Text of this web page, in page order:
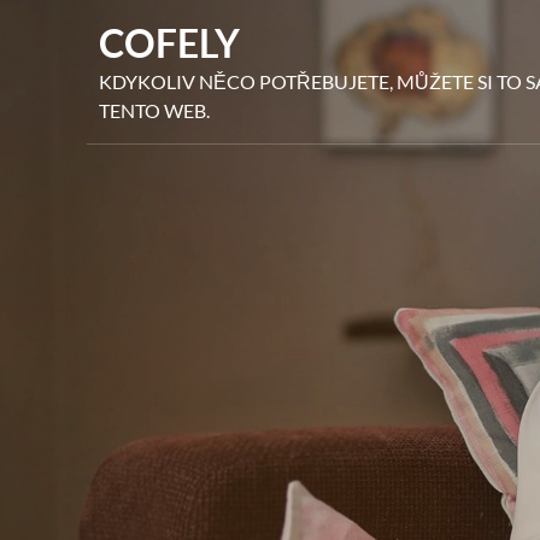
COFELY
KDYKOLIV NĚCO POTŘEBUJETE, MŮŽETE SI
TENTO WEB.